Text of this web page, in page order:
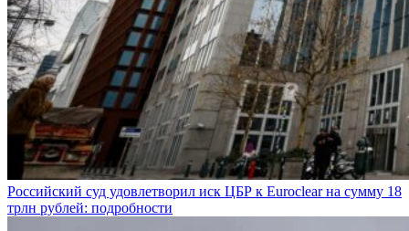
Российский суд удовлетворил иск ЦБР к Euroclear на сумму 18
трлн рублей: подробности